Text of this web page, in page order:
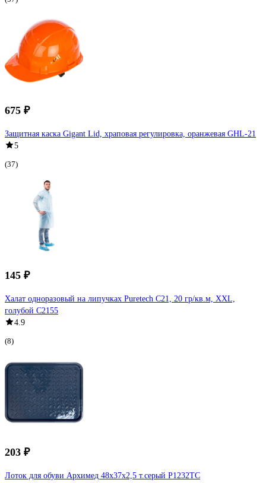
675 ₽
Защитная каска Gigant Lid, храповая регулировка, оранжевая GHL-21
5
(37)
145 ₽
Халат одноразовый на липучках Puretech C21, 20 гр/кв.м, XXL,
голубой C2155
4.9
(8)
203 ₽
Лоток для обуви Архимед 48x37x2,5 т.серый Р1232ТС